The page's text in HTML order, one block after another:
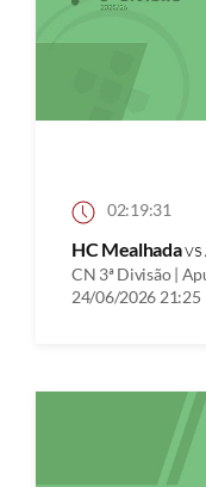
02:19:31
HC Mealhadavs
CN 3ª Divisão |
24/06/2026 21:25